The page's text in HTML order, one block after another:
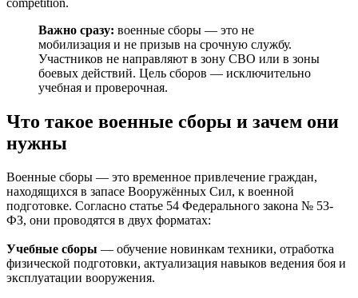
Важно сразу: военные сборы — это не
мобилизация и не призыв на срочную службу.
Участников не направляют в зону СВО или в зоны
боевых действий. Цель сборов — исключительно
учебная и проверочная.
Что такое военные сборы и зачем они
нужны
Военные сборы — это временное привлечение граждан,
находящихся в запасе Вооружённых Сил, к военной
подготовке. Согласно статье 54 Федерального закона № 53-
ФЗ, они проводятся в двух форматах:
Учебные сборы — обучение новинкам техники, отработка
физической подготовки, актуализация навыков ведения боя и
эксплуатации вооружения.